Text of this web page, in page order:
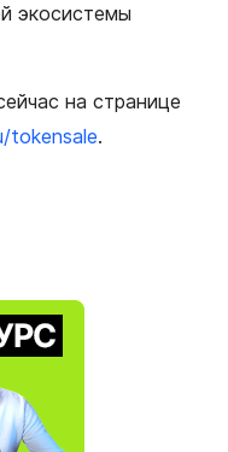
экосистемы
на странице
tokensale.